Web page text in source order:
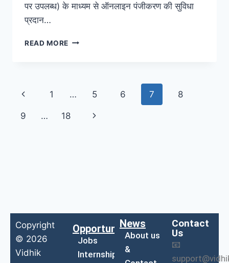
पर उपलब्ध) के माध्यम से ऑनलाइन पंजीकरण की सुविधा
प्रदान…
READ MORE
1 … 5 6 7 8
9 … 18
Copyright
© 2026
Vidhik
Opportunities
Jobs
Internship
News
About us
&
Contact
Us
📧